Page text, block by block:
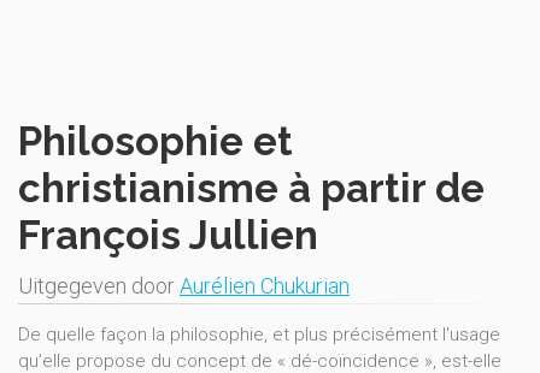
Philosophie et
christianisme à partir de
François Jullien
Uitgegeven doorAurélien Chukurian
De quelle façon la philosophie, et plus précisément l'usage
qu’elle propose du concept de « dé-coïncidence », est-elle